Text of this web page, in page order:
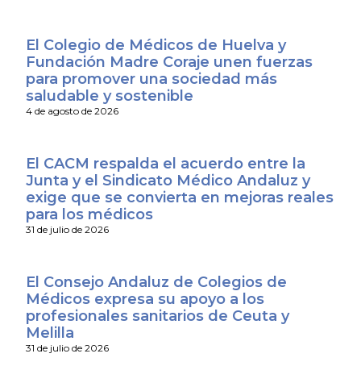
El Colegio de Médicos de Huelva y
Fundación Madre Coraje unen fuerzas
para promover una sociedad más
saludable y sostenible
4 de agosto de 2026
El CACM respalda el acuerdo entre la
Junta y el Sindicato Médico Andaluz y
exige que se convierta en mejoras reales
para los médicos
31 de julio de 2026
El Consejo Andaluz de Colegios de
Médicos expresa su apoyo a los
profesionales sanitarios de Ceuta y
Melilla
31 de julio de 2026